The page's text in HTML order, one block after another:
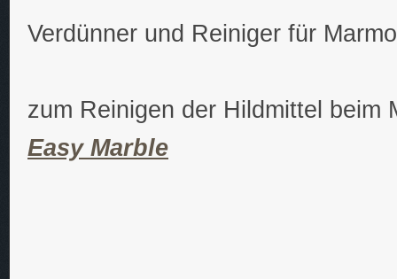
Verdünner und Reiniger für
zum Reinigen der Hildmittel beim
Easy Marble